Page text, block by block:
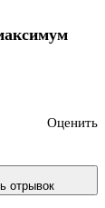
отрывок
Оценить